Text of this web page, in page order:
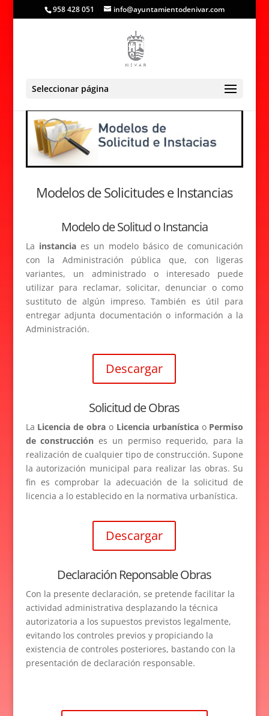
958 428 051 info@ayuntamientodenivar.com
Seleccionar página
Modelos de Solicitudes e Instancias
Modelo de Solitud o Instancia
La instanciaes un modelo básico de comunicación
con la Administración pública que, con ligeras
variantes, un administrado o interesado puede
utilizar para reclamar, solicitar, denunciar o como
sustituto de algún impreso. También es útil para
entregar adjunta documentación o información a la
Administración.
Descargar
Solicitud de Obras
La Licencia de obra o Licencia urbanísticao Permiso
de construcción es un permiso requerido, para la
realización de cualquier tipo de construcción. Supone
la autorización municipal para realizar las obras. Su
fin es comprobar la adecuación de la solicitud de
licencia a lo establecido en la normativa urbanística.
Descargar
Declaración Reponsable Obras
Con la presente declaración, se pretende facilitar la
actividad administrativa desplazando la técnica
autorizatoria a los supuestos previstos legalmente,
evitando los controles previos y propiciando la
existencia de controles posteriores, bastando con la
presentación de declaración responsable.